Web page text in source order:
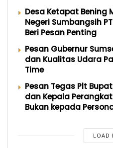
Desa Ketapat Bening
Negeri Sumbangsih
Beri Pesan Penting
Pesan Gubernur
dan Kualitas Udara
Time
Pesan Tegas Plt
dan Kepala
Bukan kepada
LOAD